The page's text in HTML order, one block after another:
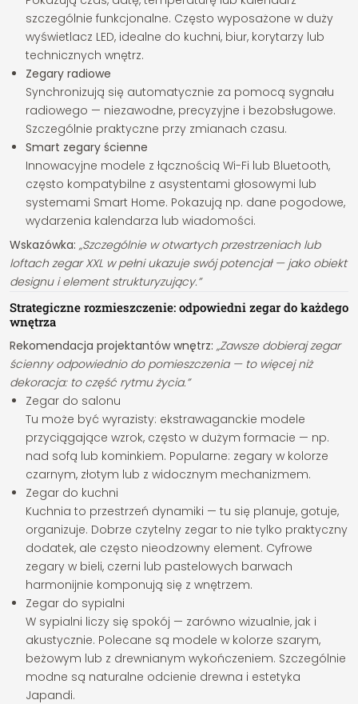
szczególnie funkcjonalne. Często wyposażone w duży
wyświetlacz LED, idealne do kuchni, biur, korytarzy lub
technicznych wnętrz.
Zegary radiowe
Synchronizują się automatycznie za pomocą sygnału
radiowego — niezawodne, precyzyjne i bezobsługowe.
Szczególnie praktyczne przy zmianach czasu.
Smart zegary ścienne
Innowacyjne modele z łącznością Wi-Fi lub Bluetooth,
często kompatybilne z asystentami głosowymi lub
systemami Smart Home. Pokazują np. dane pogodowe,
wydarzenia kalendarza lub wiadomości.
Wskazówka: „Szczególnie w otwartych przestrzeniach lub
loftach zegar XXL w pełni ukazuje swój potencjał — jako obiekt
designu i element strukturyzujący.”
Strategiczne rozmieszczenie: odpowiedni zegar do każdego
wnętrza
Rekomendacja projektantów wnętrz: „Zawsze dobieraj zegar
ścienny odpowiednio do pomieszczenia — to więcej niż
dekoracja: to część rytmu życia.”
Zegar do salonu
Tu może być wyrazisty: ekstrawaganckie modele
przyciągające wzrok, często w dużym formacie — np.
nad sofą lub kominkiem. Popularne: zegary w kolorze
czarnym, złotym lub z widocznym mechanizmem.
Zegar do kuchni
Kuchnia to przestrzeń dynamiki — tu się planuje, gotuje,
organizuje. Dobrze czytelny zegar to nie tylko praktyczny
dodatek, ale często nieodzowny element. Cyfrowe
zegary w bieli, czerni lub pastelowych barwach
harmonijnie komponują się z wnętrzem.
Zegar do sypialni
W sypialni liczy się spokój — zarówno wizualnie, jak i
akustycznie. Polecane są modele w kolorze szarym,
beżowym lub z drewnianym wykończeniem. Szczególnie
modne są naturalne odcienie drewna i estetyka
Japandi.